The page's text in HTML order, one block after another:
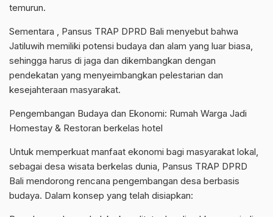
temurun.
Sementara , Pansus TRAP DPRD Bali menyebut bahwa
Jatiluwih memiliki potensi budaya dan alam yang luar biasa,
sehingga harus di jaga dan dikembangkan dengan
pendekatan yang menyeimbangkan pelestarian dan
kesejahteraan masyarakat.
Pengembangan Budaya dan Ekonomi: Rumah Warga Jadi
Homestay & Restoran berkelas hotel
Untuk memperkuat manfaat ekonomi bagi masyarakat lokal,
sebagai desa wisata berkelas dunia, Pansus TRAP DPRD
Bali mendorong rencana pengembangan desa berbasis
budaya. Dalam konsep yang telah disiapkan: